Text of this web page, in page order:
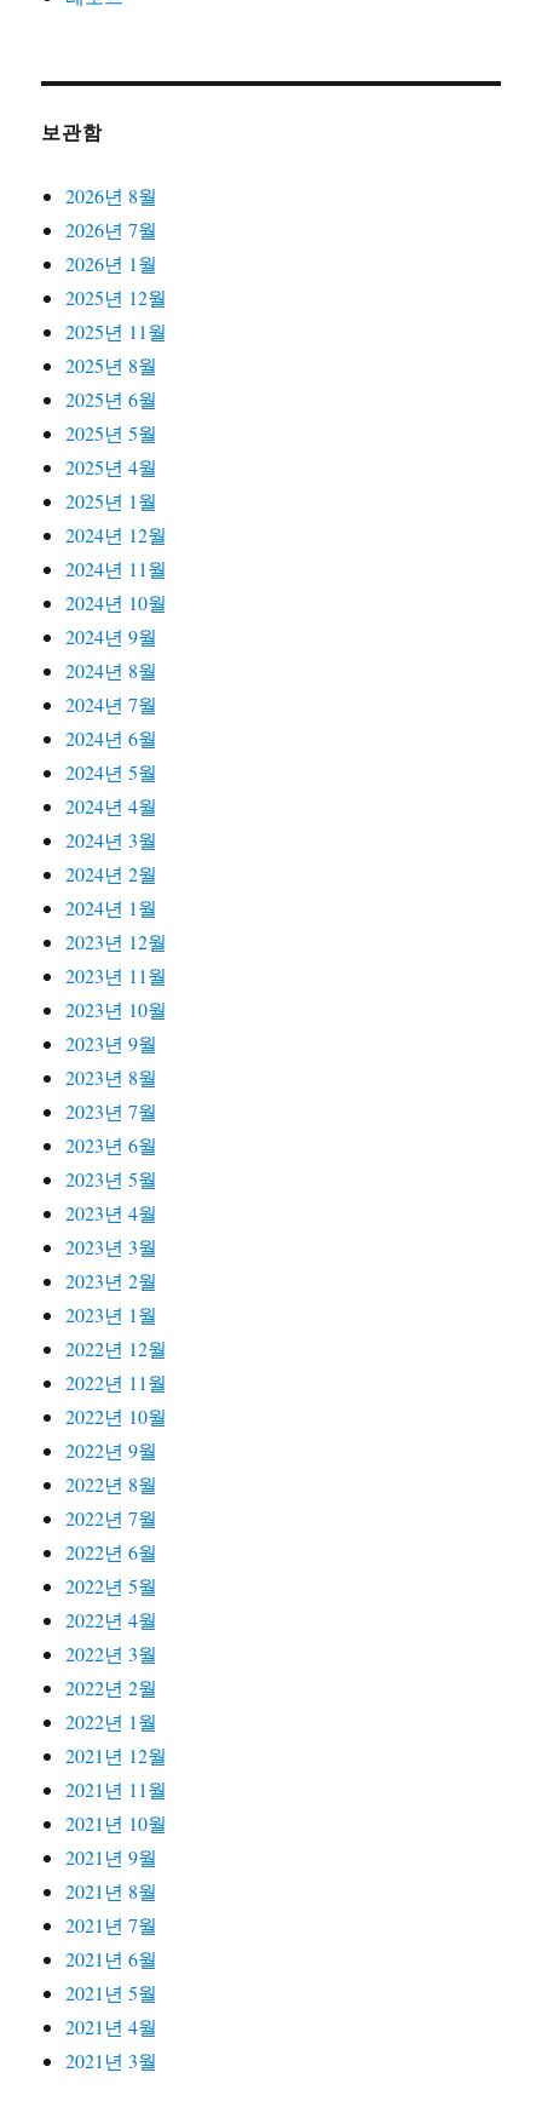
보관함
2026년 8월
2026년 7월
2026년 1월
2025년 12월
2025년 11월
2025년 8월
2025년 6월
2025년 5월
2025년 4월
2025년 1월
2024년 12월
2024년 11월
2024년 10월
2024년 9월
2024년 8월
2024년 7월
2024년 6월
2024년 5월
2024년 4월
2024년 3월
2024년 2월
2024년 1월
2023년 12월
2023년 11월
2023년 10월
2023년 9월
2023년 8월
2023년 7월
2023년 6월
2023년 5월
2023년 4월
2023년 3월
2023년 2월
2023년 1월
2022년 12월
2022년 11월
2022년 10월
2022년 9월
2022년 8월
2022년 7월
2022년 6월
2022년 5월
2022년 4월
2022년 3월
2022년 2월
2022년 1월
2021년 12월
2021년 11월
2021년 10월
2021년 9월
2021년 8월
2021년 7월
2021년 6월
2021년 5월
2021년 4월
2021년 3월